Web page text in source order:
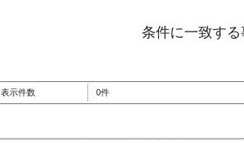
条件に一致する
表示件数 0件